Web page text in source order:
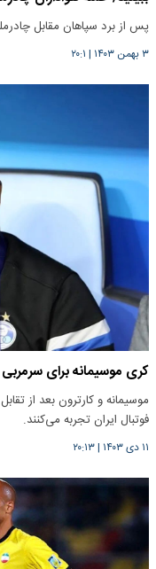
پس از برد سپاهان مقابل
۳ بهمن ۱۴۰۳ | ۲۰:۱
کری‌ موسیمانه برای
موسیمانه و کارترون بعد از
فوتبال ایران تجربه می‌کنند.
۱۱ دی ۱۴۰۳ |۲۰:۱۳